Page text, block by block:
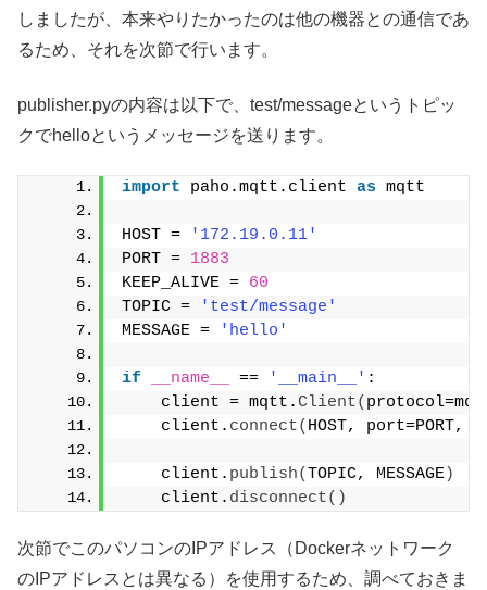
しましたが、本来やりたかったのは他の機器との通信であ
るため、それを次節で行います。
publisher.pyの内容は以下で、test/messageというトピッ
クでhelloというメッセージを送ります。
import paho.mqtt.client as mqtt
HOST =
'172.19.0.11'
PORT = 1883
KEEP_ALIVE = 60
TOPIC =
'test/message'
MESSAGE =
'hello'
if __name__ == '__main__' :
    client = mqtt.
Client(
    client.
connect( HOST, port=PORT,
    client.
publish(TOPIC, MESSAGE)
    client.
disconnect()
次節でこのパソコンのIPアドレス（Dockerネットワーク
のIPアドレスとは異なる）を使用するため、調べておきま